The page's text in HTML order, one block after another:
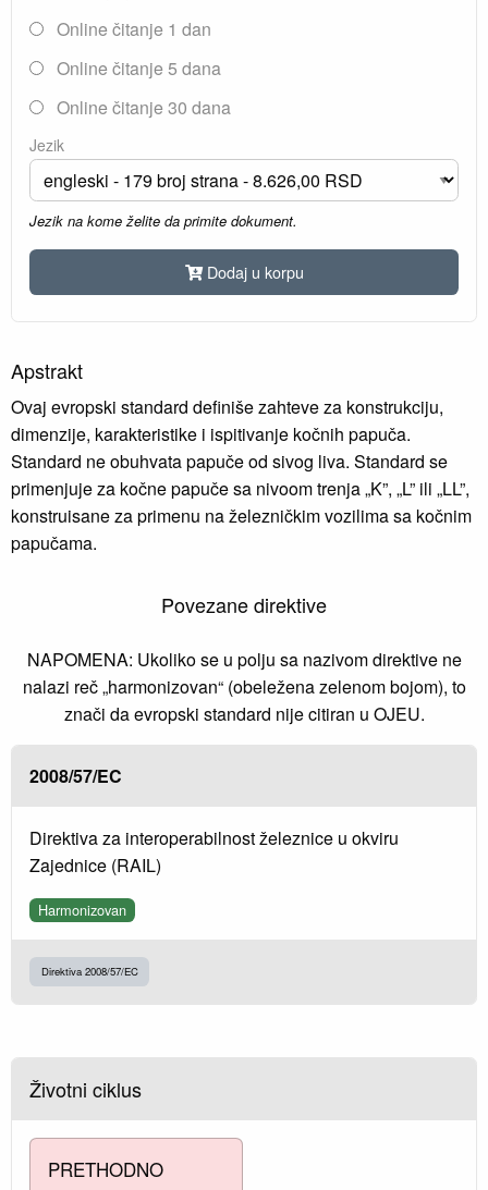
Online čitanje 1 dan
Online čitanje 5 dana
Online čitanje 30 dana
Jezik
Jezik na kome želite da primite dokument.
Dodaj u korpu
Apstrakt
Ovaj evropski standard definiše zahteve za konstrukciju,
dimenzije, karakteristike i ispitivanje kočnih papuča.
Standard ne obuhvata papuče od sivog liva. Standard se
primenjuje za kočne papuče sa nivoom trenja „K”, „L” ili „LL”,
konstruisane za primenu na železničkim vozilima sa kočnim
papučama.
Povezane direktive
NAPOMENA: Ukoliko se u polju sa nazivom direktive ne
nalazi reč „harmonizovan“ (obeležena zelenom bojom), to
znači da evropski standard nije citiran u OJEU.
2008/57/EC
Direktiva za interoperabilnost železnice u okviru
Zajednice (RAIL)
Harmonizovan
Direktiva 2008/57/EC
Životni ciklus
PRETHODNO